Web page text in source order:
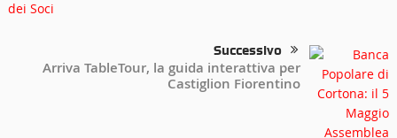
Successivo
Arriva TableTour, la guida interattiva per
Castiglion Fiorentino